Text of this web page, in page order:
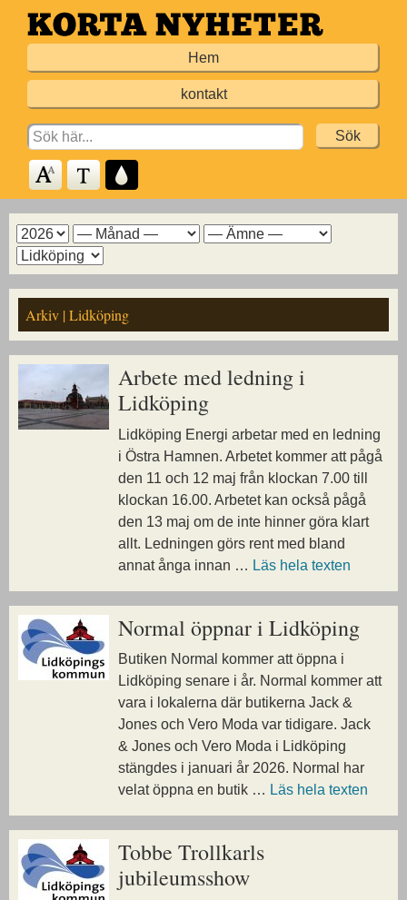
Hoppa
till
Hem
kontakt
Search
for:
Arkiv
för
år
Arkiv
för
månad
Arkiv
ämne
kommun
Arkiv | Lidköping
Arbete med ledning i
Lidköping
Lidköping Energi arbetar med en ledning
i Östra Hamnen. Arbetet kommer att pågå
den 11 och 12 maj från klockan 7.00 till
klockan 16.00. Arbetet kan också pågå
den 13 maj om de inte hinner göra klart
allt. Ledningen görs rent med bland
annat ånga innan … Läs hela texten
Normal öppnar i Lidköping
Butiken Normal kommer att öppna i
Lidköping senare i år. Normal kommer att
vara i lokalerna där butikerna Jack &
Jones och Vero Moda var tidigare. Jack
& Jones och Vero Moda i Lidköping
stängdes i januari år 2026. Normal har
velat öppna en butik … Läs hela texten
Tobbe Trollkarls
jubileumsshow